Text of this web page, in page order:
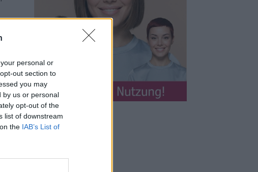
personal or
out section to
you may
by us or personal
opt-out of the
list of downstream
the IAB’s List of